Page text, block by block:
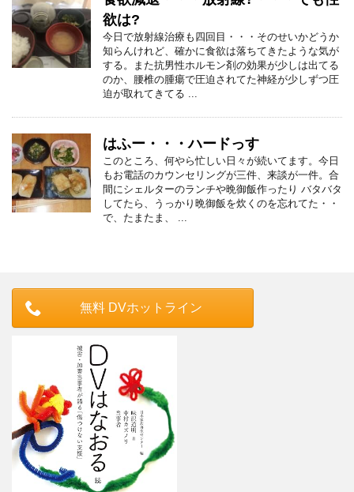
欲は?
今日で放射線治療も四回目・・・そのせいかどうか
知らんけれど、確かに食欲は落ちてきたような気が
する。また抗男性ホルモン剤の効果が少しは出てる
のか、腰椎の腫瘍で圧迫されてた神経が少しずつ圧
迫が取れてきてる ...
はふー・・・ハードっす
このところ、何やら忙しい日々が続いてます。今日
もお電話のカウンセリングが三件、来談が一件。合
間にシェルターのランチや晩御飯作ったり バタバタ
してたら、うっかり晩御飯を炊くのを忘れてた・・
で、たまたま、 ...
無料 DVホットライン